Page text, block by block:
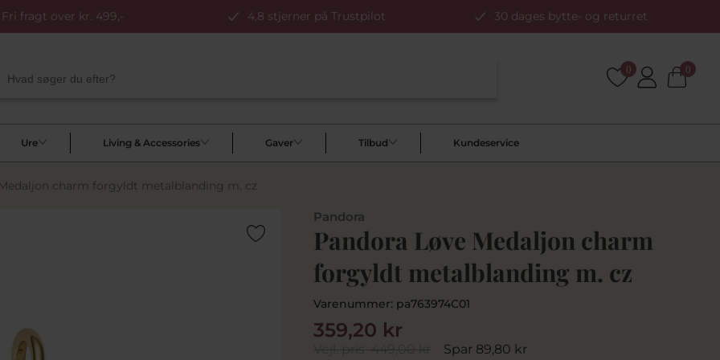
Fri fragt over kr. 499,- 4,8 stjerner på Trustpilot 30 dages bytte- og returret
0 0
Ure Living & Accessories Gaver Tilbud Kundeservice
charm forgyldt metalblanding m. cz
Pandora
Pandora Løve Medaljon charm
forgyldt metalblanding m. cz
Varenummer: pa763974C01
Vejl. pris449,00 kr Spar 89,80 kr
359,20 kr